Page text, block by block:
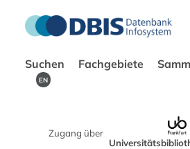
Suchen Fachgebiete
EN
Zugang über